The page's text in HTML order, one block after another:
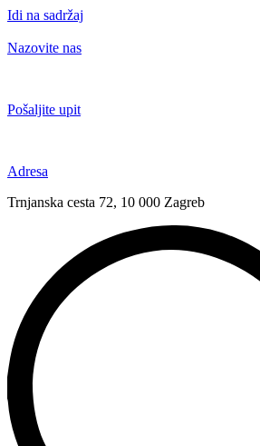
Idi na sadržaj
Nazovite nas
Pošaljite upit
Adresa
Trnjanska cesta 72, 10 000 Zagreb